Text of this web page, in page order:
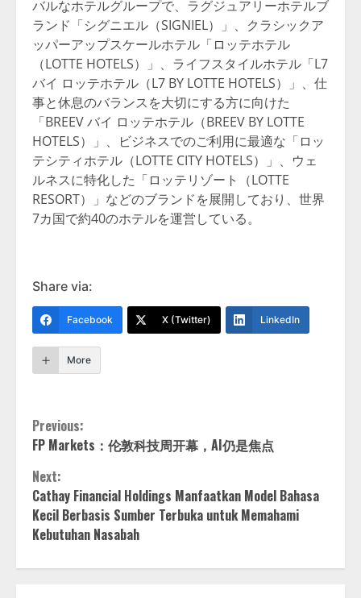
バルなホテルグループで、ラグジュアリーホテルブ
ランド「シグニエル（SIGNIEL）」、クラシックア
ッパーアップスケールホテル「ロッテホテル
（LOTTE HOTELS）」、ライフスタイルホテル「L7
バイ ロッテホテル（L7 BY LOTTE HOTELS）」、仕
事と休息のバランスを大切にする方に向けた
「BREEV バイ ロッテホテル（BREEV BY LOTTE
HOTELS）」、ビジネスでのご利用に最適な「ロッ
テシティホテル（LOTTE CITY HOTELS）」、ウェ
ルネスに特化した「ロッテリゾート（LOTTE
RESORT）」などのブランドを展開しており、世界
7カ国で約40のホテルを運営している。
Share via:
Facebook X (Twitter) LinkedIn
More
Continue
Reading
Previous:
FP Markets：伦敦科技周开幕，AI仍是焦点
Next:
Cathay Financial Holdings Manfaatkan Model Bahasa
Kecil Berbasis Sumber Terbuka untuk Memahami
Kebutuhan Nasabah